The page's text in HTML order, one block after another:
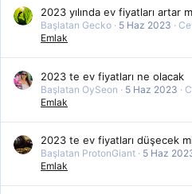
2023 yılında ev fiyatları artar
Başlatan Gecko 5 Haz 2023
Emlak
2023 te ev fiyatları ne olacak
Başlatan OySeon 5 Haz 2023
Emlak
2023 te ev fiyatları düşecek
Başlatan ProtonGiant 5 Haz
Emlak